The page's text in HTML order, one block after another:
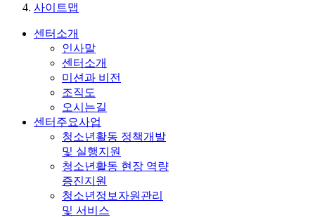
사이트맵
센터소개
인사말
센터소개
미션과 비전
조직도
오시는길
센터주요사업
청소년활동 정책개발
및 실행지원
청소년활동 현장 역량
증진지원
청소년정보자원관리
및 서비스